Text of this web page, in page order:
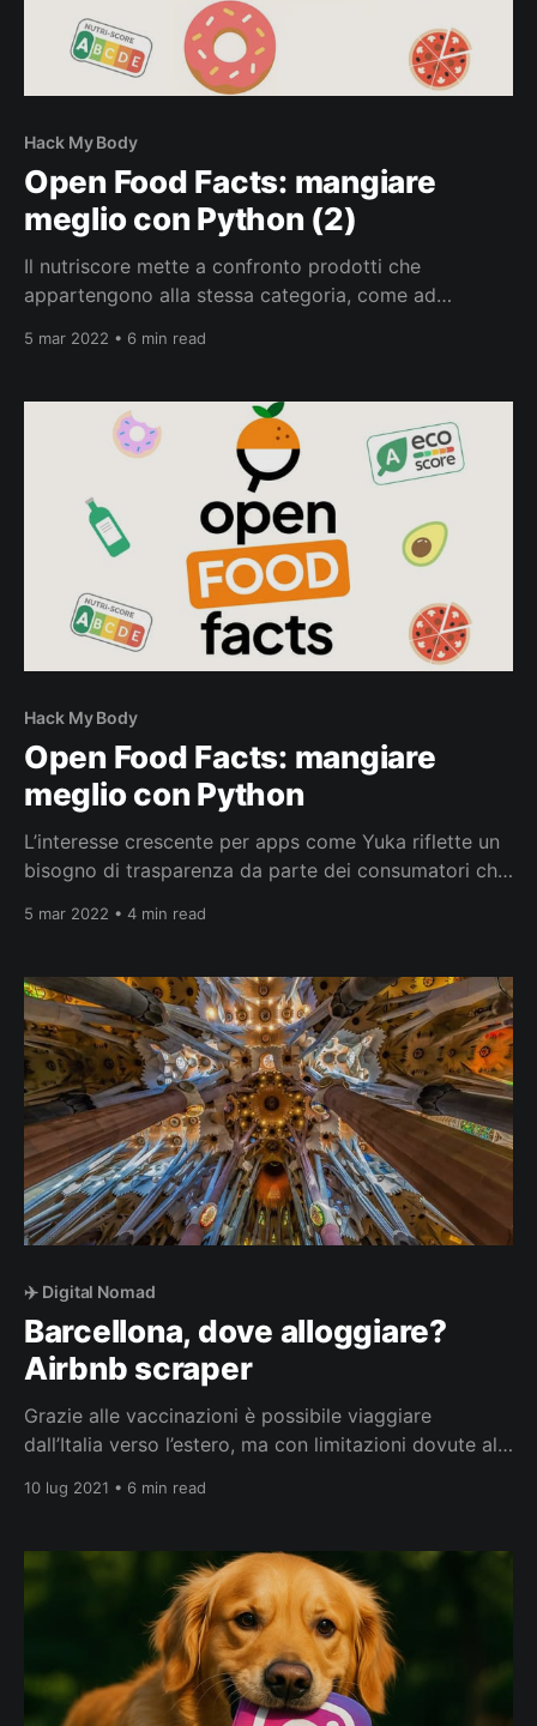
Hack My Body
Open Food Facts: mangiare
meglio con Python (2)
Il nutriscore mette a confronto prodotti che
appartengono alla stessa categoria, come ad
molta confusione. Mangiare Meglio E’ davvero
difficile immaginare un mondo senza codici a barre,
5 mar 2022 • 6 min read
Hack My Body
Open Food Facts: mangiare
meglio con Python
L’interesse crescente per apps come Yuka riflette un
bisogno di trasparenza da parte dei consumatori che
mangiano. Sul fronte alimentare oltre Yuka c’è il
la comprensione delle etichette alimentari come
sostenuto dal
5 mar 2022 • 4 min read
✈️ Digital Nomad
Barcellona, dove alloggiare?
Airbnb scraper
Grazie alle vaccinazioni è possibile viaggiare
dall’Italia verso l’estero, ma con limitazioni dovute al
destinazione. In ogni caso, sono obbligatori i tamponi
per i documenti necessari per entrarvi. Che cosa
visitare in
10 lug 2021 • 6 min read